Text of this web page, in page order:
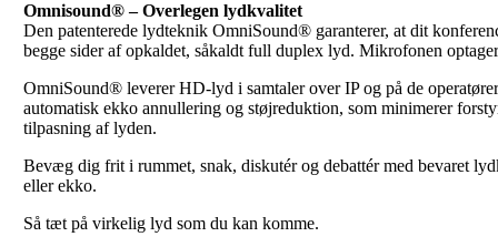
Omnisound® – Overlegen lydkvalitet
Den patenterede lydteknik OmniSound® garanterer, at dit
begge sider af opkaldet, såkaldt full duplex lyd. Mikrofonen
OmniSound® leverer HD-lyd i samtaler over IP og på de
automatisk ekko annullering og støjreduktion, som minimerer
tilpasning af lyden.
Bevæg dig frit i rummet, snak, diskutér og debattér med bevaret
eller ekko.
Så tæt på virkelig lyd som du kan komme.